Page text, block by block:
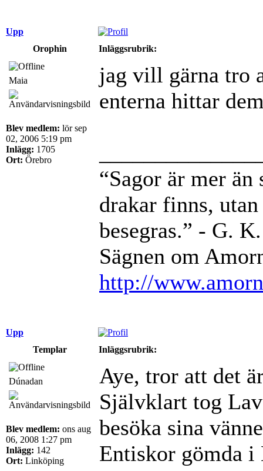
Upp
Orophin
Inläggsrubrik:
Maia
Blev medlem: lör sep
02, 2006 5:19 pm
Inlägg: 1705
Ort: Örebro
jag vill gärna tro
enterna hittar
“Sagor är mer
drakar finns,
besegras.” - G.
Sägnen om
http://
Upp
Templar
Inläggsrubrik:
Dúnadan
Blev medlem: ons aug
06, 2008 1:27 pm
Inlägg: 142
Ort: Linköping
Aye, tror att det
Självklart tog
besöka sina
Entiskor gömda i